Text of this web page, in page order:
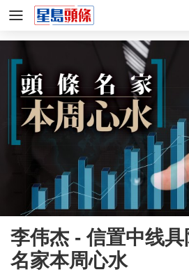
李伟杰 - 信置中线
名家本周心水